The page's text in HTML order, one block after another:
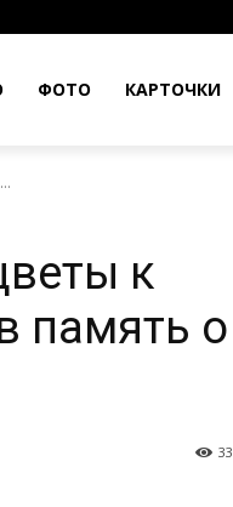
ФОТО КАРТОЧКИ
к
память о
33